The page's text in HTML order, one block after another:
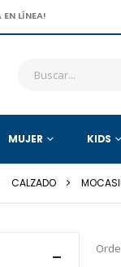
EN LÍNEA!
MUJER KIDS
CALZADO